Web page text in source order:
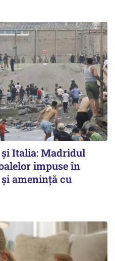
Italia: Madridul
impuse în
amenință cu